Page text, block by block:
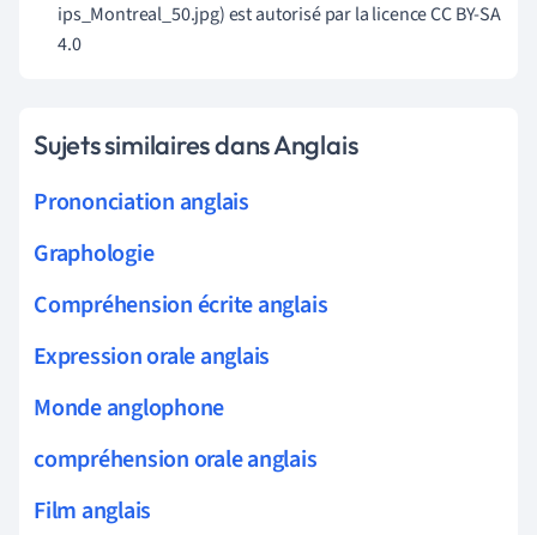
ips_Montreal_50.jpg) est autorisé par la licence CC BY-SA
4.0
Sujets similaires dans Anglais
Prononciation anglais
Graphologie
Compréhension écrite anglais
Expression orale anglais
Monde anglophone
compréhension orale anglais
Film anglais